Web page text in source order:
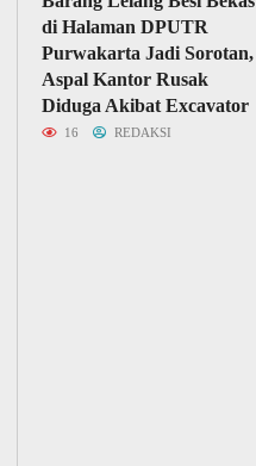
di Halaman DPUTR
Purwakarta Jadi Sorotan,
Aspal Kantor Rusak
Diduga Akibat Excavator
16 REDAKSI